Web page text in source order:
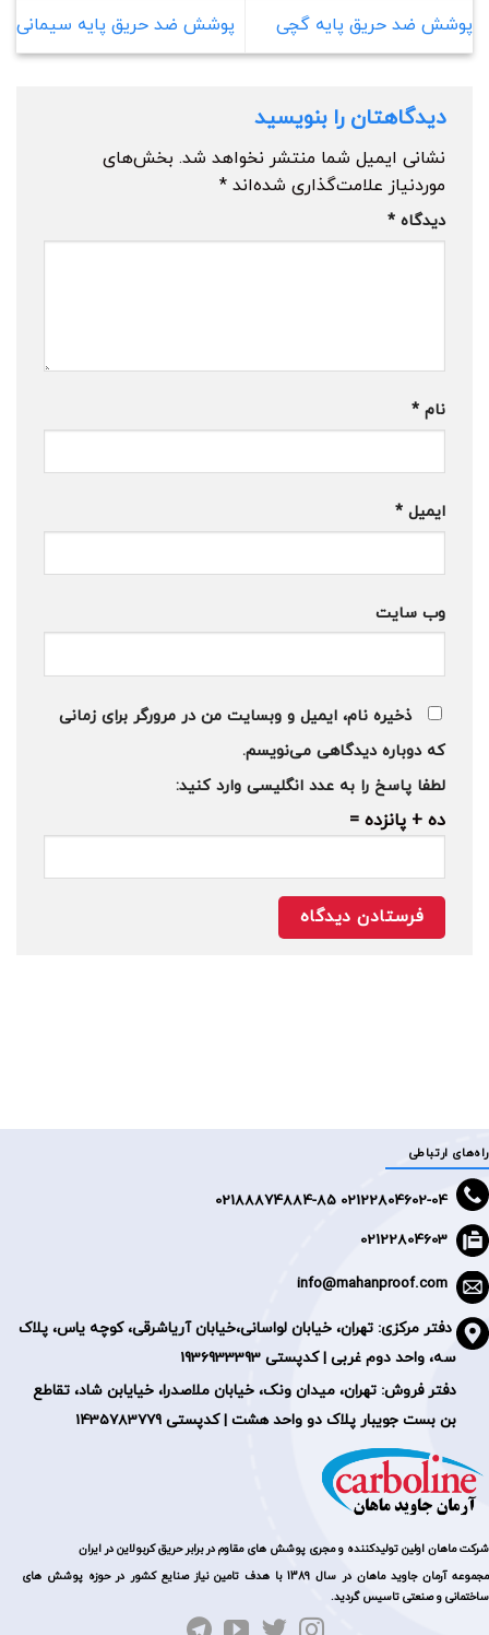
پوشش ضد حریق پایه گچی پوشش ضد حریق پایه سیمانی
دیدگاهتان را بنویسید
نشانی ایمیل شما منتشر نخواهد شد. بخش‌های
موردنیاز علامت‌گذاری شده‌اند *
دیدگاه *
نام *
ایمیل *
وب‌ سایت
ذخیره نام، ایمیل و وبسایت من در مرورگر برای زمانی
که دوباره دیدگاهی می‌نویسم.
لطفا پاسخ را به عدد انگلیسی وارد کنید:
ده + پانزده =
شرکت ماهان اولین تولیدکننده و مجری پوشش های مقاوم در برابر حریق کربولاین در ایران
مجموعه آرمان جاوید ماهان در سال 1389 با هدف تامین نیاز صنایع کشور در حوزه پوشش های
ساختمانی و صنعتی تاسیس گردید.
راه‌های ارتباطی
02122804602-04 0
2188874884-85
02122804603
دفتر مرکزی: تهران، خیابان لواسانی،خیابان آریاشرقی، کوچه یاس، پلاک
سه، واحد دوم غربی | کدپستی 1936933393
دفتر فروش: تهران، میدان ونک، خیابان ملاصدرا، خیایابن شاد، تقاطع
بن بست جویبار پلاک دو واحد هشت | کدپستی 1435783779